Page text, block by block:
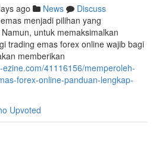
ago News
Discuss
menjadi pilihan yang
untuk memaksimalkan
trading emas forex online wajib bagi
memberikan
41116156/memperoleh-
forex-online-panduan-lengkap-
Upvoted